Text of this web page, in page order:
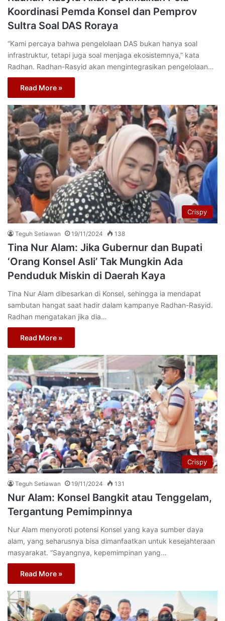
Koordinasi Pemda Konsel dan Pemprov
Sultra Soal DAS Roraya
“Kami percaya bahwa pengelolaan DAS bukan hanya soal
infrastruktur, tetapi juga soal menjaga ekosistemnya,” kata
Radhan. Radhan-Rasyid akan mengintegrasikan pengelolaan…
Read More »
Crispy
Teguh Setiawan 19/11/2024 138
Tina Nur Alam: Jika Gubernur dan Bupati
‘Orang Konsel Asli’ Tak Mungkin Ada
Penduduk Miskin di Daerah Kaya
Tina Nur Alam dibesarkan di Konsel, sehingga ia mendapat
sambutan hangat saat hadir dalam kampanye Radhan-Rasyid.
Radhan mengatakan jika dia…
Read More »
Crispy
Teguh Setiawan 19/11/2024 131
Nur Alam: Konsel Bangkit atau Tenggelam,
Tergantung Pemimpinnya
Nur Alam menyoroti potensi Konsel yang kaya sumber daya
alam, yang seharusnya bisa dimanfaatkan untuk kesejahteraan
masyarakat. “Sayangnya, kepemimpinan yang…
Read More »